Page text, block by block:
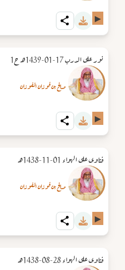
▶
نور على الدرب 17-01-1439هـ ح1
صالح بن فوزان الفوزان
▶
فتاوى على الهواء 01-11-1438هـ
صالح بن فوزان الفوزان
▶
فتاوى على الهواء 28-08-1438هـ